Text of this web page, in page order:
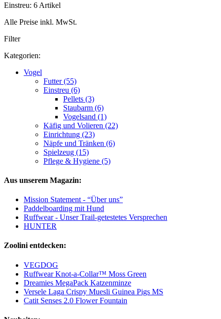
Einstreu: 6 Artikel
Alle Preise inkl. MwSt.
Filter
Kategorien:
Vogel
Futter (55)
Einstreu (6)
Pellets (3)
Staubarm (6)
Vogelsand (1)
Käfig und Volieren (22)
Einrichtung (23)
Näpfe und Tränken (6)
Spielzeug (15)
Pflege & Hygiene (5)
Aus unserem Magazin:
Mission Statement - “Über uns”
Paddelboarding mit Hund
Ruffwear - Unser Trail-getestetes Versprechen
HUNTER
Zoolini entdecken:
VEGDOG
Ruffwear Knot-a-Collar™ Moss Green
Dreamies MegaPack Katzenminze
Versele Laga Crispy Muesli Guinea Pigs MS
Catit Senses 2.0 Flower Fountain